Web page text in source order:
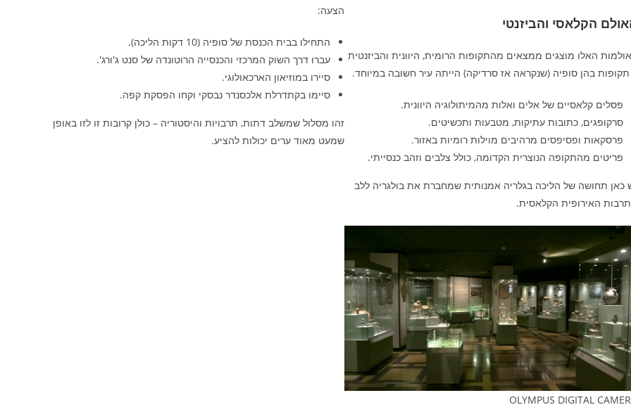
הקלאסי והביזנטי
האלו מוצגים ממצאים מהתקופות הרומית, היוונית והביזנטית
בהן סופיה (שנקראה אז סרדיקה) הייתה עיר חשובה במיוחד.
פסלים קלאסיים של אלים ואלות מהמיתולוגיה היוונית.
סרקופגים, כתובות עתיקות, מטבעות ותכשיטים.
פרסקאות ופסיפסים מרהיבים מוילות רומיות באזור.
פריטים מהתקופה הנוצרית הקדומה, כולל צלבים וזהב כנסייתי.
כאן תחושה של הליכה בגלריה אמנותית שמחברת את בולגריה ללב
האירופית הקלאסית.
OLYMPUS DIGITAL
הצעה:
התחילו בבית הכנסת של סופיה (10 דקות הליכה).
עברו דרך השוק המרכזי והכנסייה הרוטונדה של סנט ג'ורג'.
סיירו במוזיאון הארכאולוגי.
סיימו בקתדרלת אלכסנדר נבסקי וקחו הפסקת קפה.
זהו מסלול שמשלב דתות, תרבויות והיסטוריה – כולן קרובות זו לזו באופן
שמעט מאוד ערים יכולות להציע.